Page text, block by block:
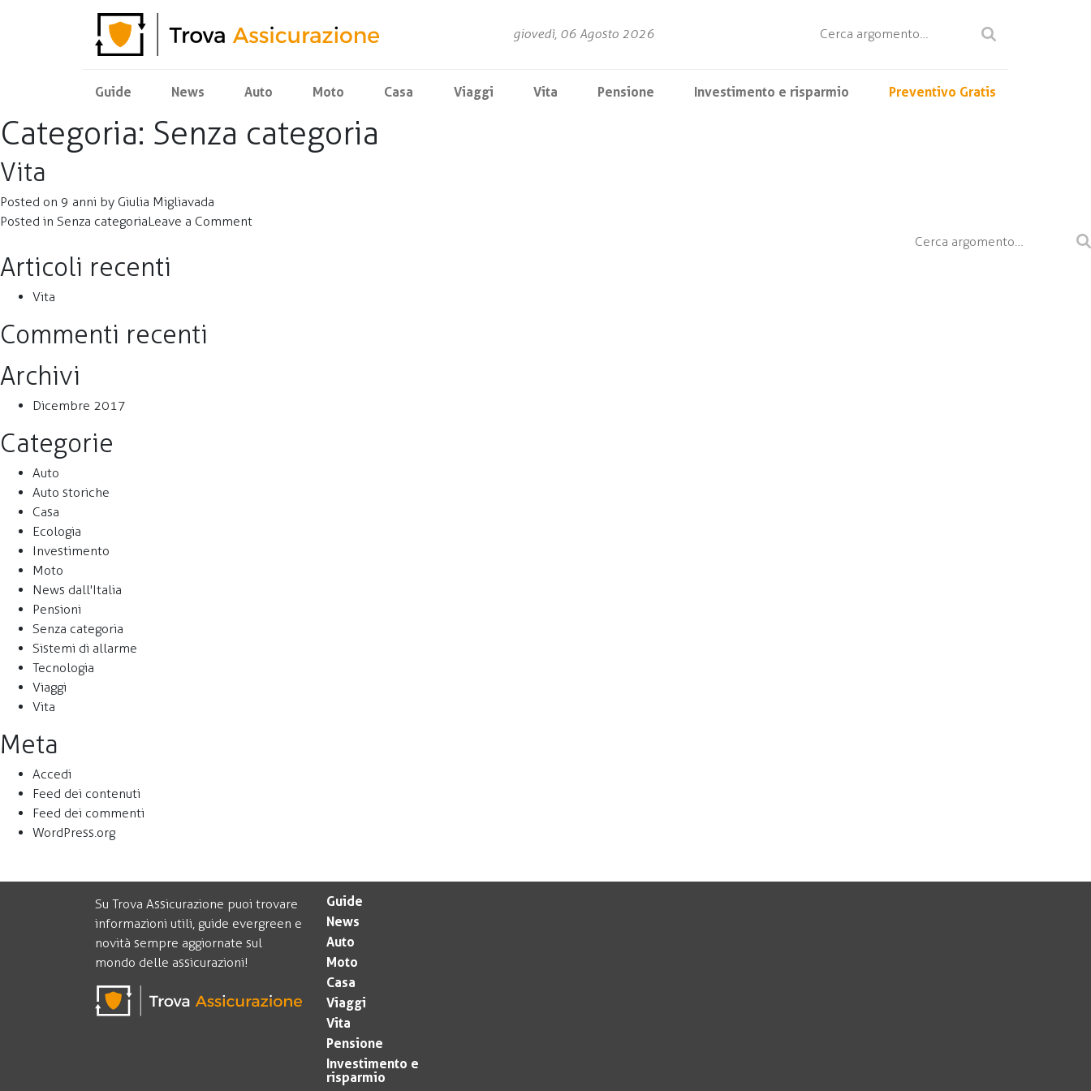
giovedì, 06 Agosto 2026
Guide News Auto Moto Casa Viaggi Vita Pensione Investimento e risparmio Preventivo Gratis
Categoria: Senza categoria
Vita
Posted on 9 anni by Giulia Migliavada
Posted in Senza categoriaLeave a Commenton
Articoli recenti
Vita
Commenti recenti
Archivi
Dicembre 2017
Categorie
Auto
Auto storiche
Casa
Ecologia
Investimento
Moto
News dall'Italia
Pensioni
Senza categoria
Sistemi di allarme
Tecnologia
Viaggi
Vita
Meta
Accedi
Feed dei contenuti
Feed dei commenti
WordPress.org
Su Trova Assicurazione puoi trovare
informazioni utili, guide evergreen e
novità sempre aggiornate sul
mondo delle assicurazioni!
Guide
News
Auto
Moto
Casa
Viaggi
Vita
Pensione
Investimento e
risparmio